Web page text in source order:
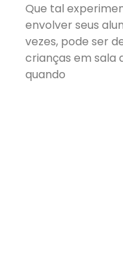
Que tal
envolver seus
vezes, pode ser
crianças em sala
quando